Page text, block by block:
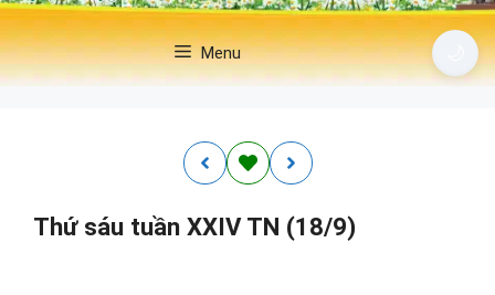
Menu
Thứ sáu tuần XXIV TN (18/9)